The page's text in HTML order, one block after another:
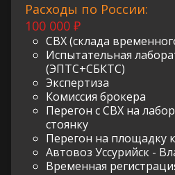
Расходы по России:
100 000 ₽
СВХ (склада
Испытательная
(ЭПТС+СБКТС)
Экспертиза
Комиссия брокера
Перегон с СВХ на
стоянку
Перегон на площадку
Автовоз Уссурийск -
Временная